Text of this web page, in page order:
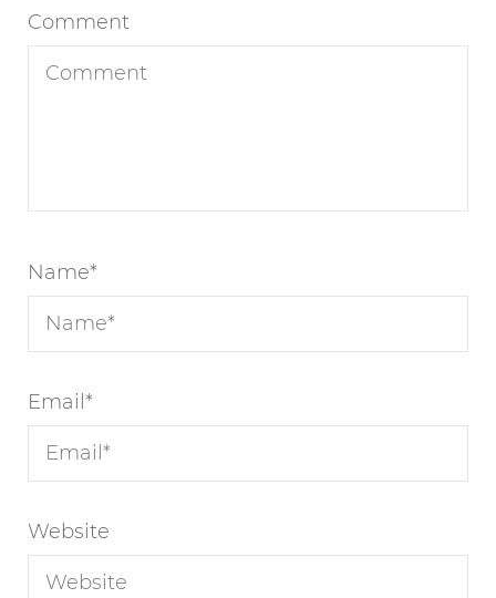
Comment
Name*
Email*
Website